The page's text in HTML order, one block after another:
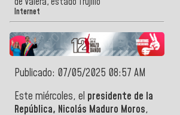
Internet
Publicado: 07/05/2025 08:57 AM
Este miércoles, el presidente de la
República, Nicolás Maduro Moros,